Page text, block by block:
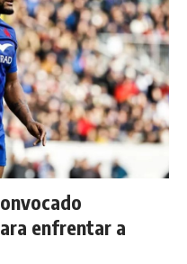
enfrentar a